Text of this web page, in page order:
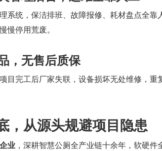
系统，保洁排班、故障报修、耗材盘点全靠
慢停用荒废。
，无售后质保
目完工后厂家失联，设备损坏无处维修，重
，从源头规避项目隐患
业 ，深耕智慧公厕全产业链十余年，软硬件